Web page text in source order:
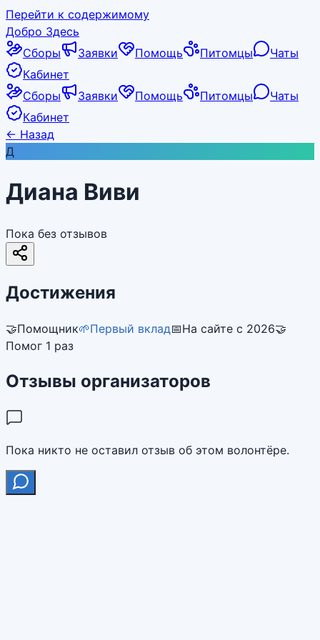
Перейти к содержимому
Добро Здесь
Сборы
Заявки Помощь Питомцы
Чаты
Кабинет
Сборы
Заявки Помощь Питомцы
Чаты
Кабинет
← Назад
Д
Диана Виви
Пока без отзывов
Достижения
🤝Помощник🌱Первый вклад📅На сайте с 2026🤝
Помог 1 раз
Отзывы организаторов
Пока никто не оставил отзыв об этом волонтёре.